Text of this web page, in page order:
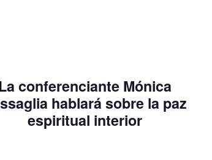
conferenciante Mónica
hablará sobre la paz
espiritual interior